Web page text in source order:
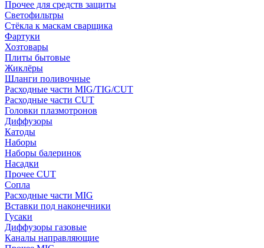
Прочее для средств защиты
Светофильтры
Стёкла к маскам сварщика
Фартуки
Хозтовары
Плиты бытовые
Жиклёры
Шланги поливочные
Расходные части MIG/TIG/CUT
Расходные части CUT
Головки плазмотронов
Диффузоры
Катоды
Наборы
Наборы балеринок
Насадки
Прочее CUT
Сопла
Расходные части MIG
Вставки под наконечники
Гусаки
Диффузоры газовые
Каналы направляющие